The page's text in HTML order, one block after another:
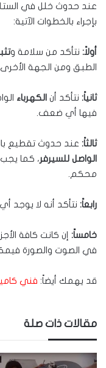
عند حدوث خلل في
بإجراء بالخطوات الآتية:
أولاً: نتأكد من سلامة و
الطبق ومن الجهة الأخرى
ثانياً: نتأكد أن الكهرباء
فيها أي ضعف.
ثالثاً: عند حدوث تقطيع
الواصل للسيرفر، كما
محكم.
رابعاً: نتأكد أنه لا يوجد
خامساً: إن كانت كافة
في الصوت والصورة
قد يهمك أيضاً: فني
مقالات ذات صلة